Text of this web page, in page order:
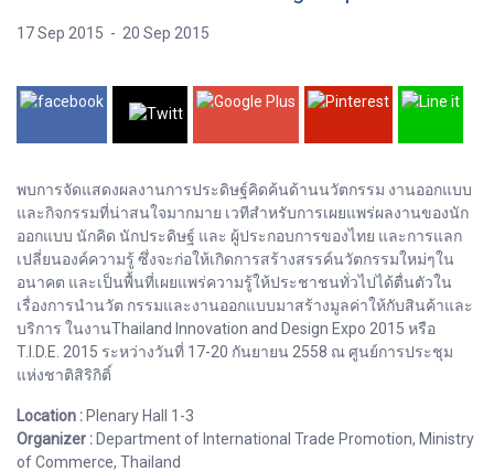
17 Sep 2015 - 20 Sep 2015
พบการจัดแสดงผลงานการประดิษฐ์คิดค้นด้านนวัตกรรม งานออกแบบ
และกิจกรรมที่น่าสนใจมากมาย เวทีสำหรับการเผยแพร่ผลงานของนัก
ออกแบบ นักคิด นักประดิษฐ์ และ ผู้ประกอบการของไทย และการแลก
เปลี่ยนองค์ความรู้ ซึ่งจะก่อให้เกิดการสร้างสรรค์นวัตกรรมใหม่ๆใน
อนาคต และเป็นพื้นที่เผยแพร่ความรู้ให้ประชาชนทั่วไปได้ตื่นตัวใน
เรื่องการนำนวัต กรรมและงานออกแบบมาสร้างมูลค่าให้กับสินค้าและ
บริการ ในงานThailand Innovation and Design Expo 2015 หรือ
T.I.D.E. 2015 ระหว่างวันที่ 17-20 กันยายน 2558 ณ ศูนย์การประชุม
แห่งชาติสิริกิติ์
Location : Plenary Hall 1-3
Organizer : Department of International Trade Promotion, Ministry
of Commerce, Thailand